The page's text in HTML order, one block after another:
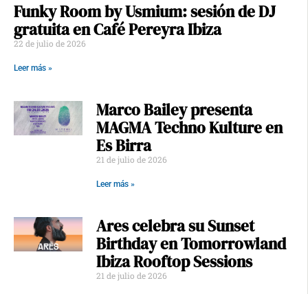
Funky Room by Usmium: sesión de DJ
gratuita en Café Pereyra Ibiza
22 de julio de 2026
Leer más »
Marco Bailey presenta
MAGMA Techno Kulture en
Es Birra
21 de julio de 2026
Leer más »
Ares celebra su Sunset
Birthday en Tomorrowland
Ibiza Rooftop Sessions
21 de julio de 2026